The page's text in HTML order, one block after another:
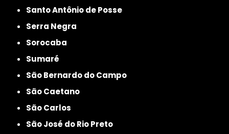
Santo Antônio de Posse
Serra Negra
Sorocaba
Sumaré
São Bernardo do Campo
São Caetano
São Carlos
São José do Rio Preto